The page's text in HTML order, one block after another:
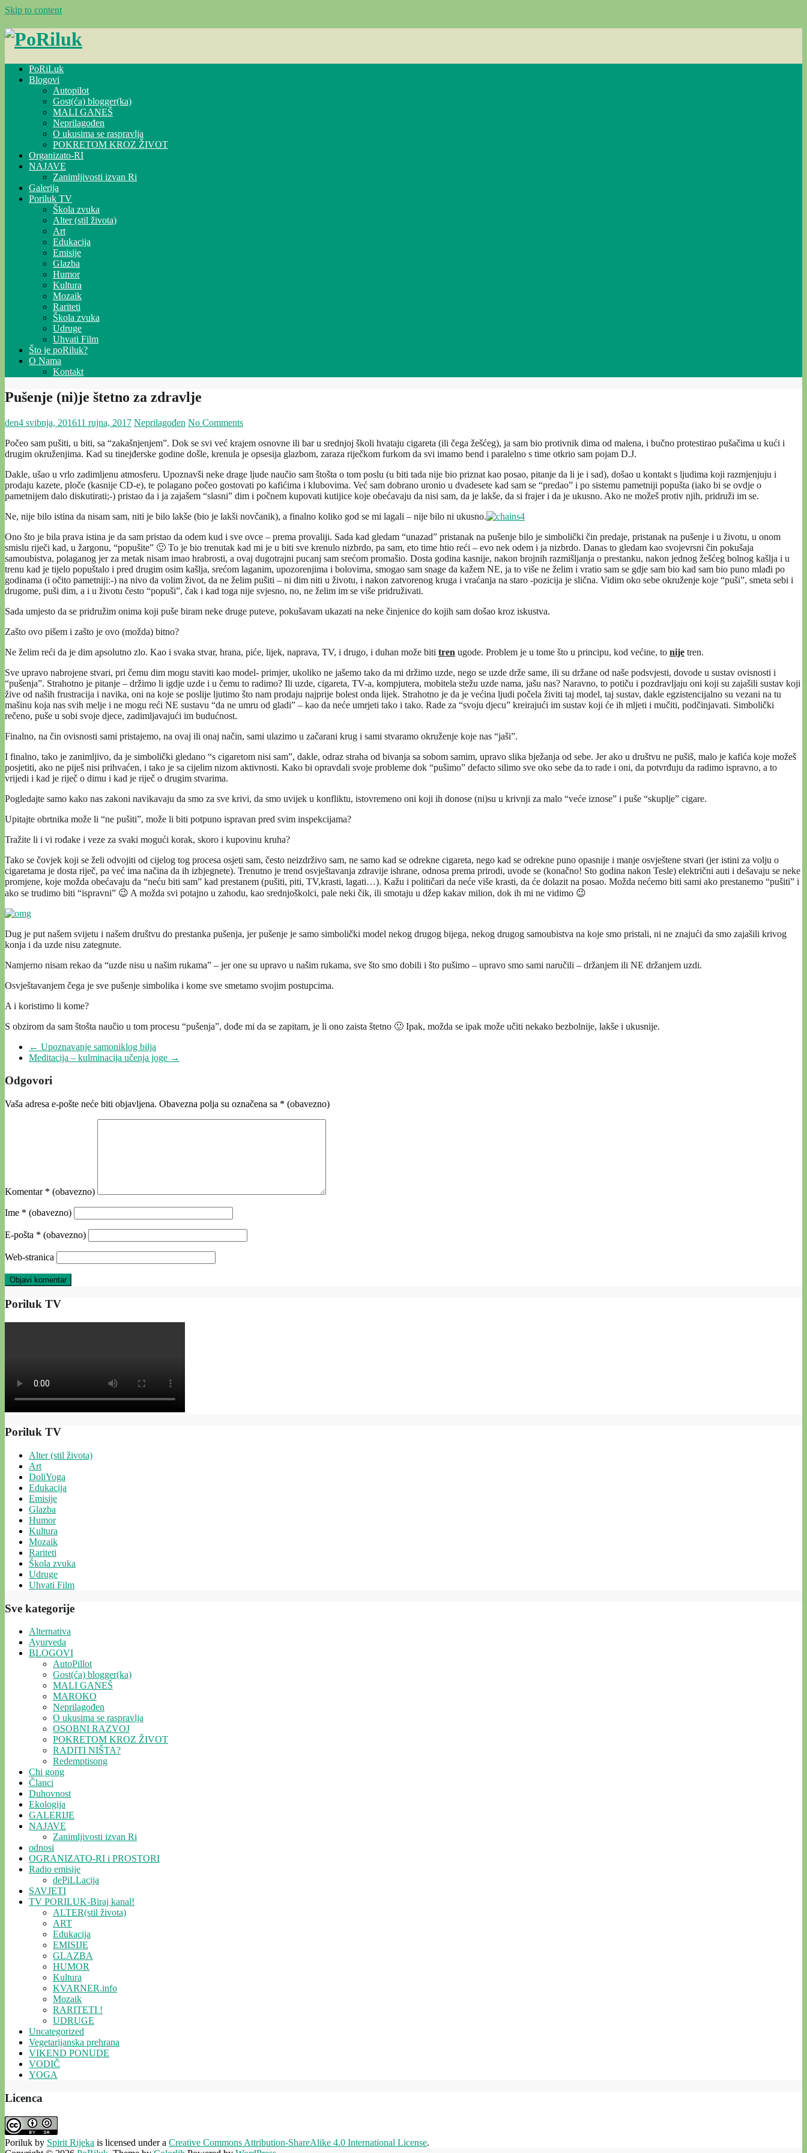
Skip to content
PoRiLuk
Blogovi
Autopilot
Gost(ća) blogger(ka)
MALI GANEŠ
Neprilagođen
O ukusima se raspravlja
POKRETOM KROZ ŽIVOT
Organizato-RI
NAJAVE
Zanimljivosti izvan Ri
Galerija
Poriluk TV
Škola zvuka
Alter (stil života)
Art
Edukacija
Emisije
Glazba
Humor
Kultura
Mozaik
Rariteti
Škola zvuka
Udruge
Uhvati Film
Što je poRiluk?
O Nama
Kontakt
Pušenje (ni)je štetno za zdravlje
den4 svibnja, 201611 rujna, 2017 Neprilagođen No Comments
Počeo sam pušiti, u biti, sa “zakašnjenjem”. Dok se svi već krajem osnovne ili bar u srednjoj školi hvataju cigareta (ili čega žešćeg), ja sam bio protivnik dima od malena, i bučno protestirao pušačima u kući i
drugim okruženjima. Kad su tinejđerske godine došle, krenula je opsesija glazbom, zaraza riječkom furkom da svi imamo bend i paralelno s time otkrio sam pojam D.J.
Dakle, ušao u vrlo zadimljenu atmosferu. Upoznavši neke drage ljude naučio sam štošta o tom poslu (u biti tada nije bio priznat kao posao, pitanje da li je i sad), došao u kontakt s ljudima koji razmjenjuju i
prodaju kazete, ploče (kasnije CD-e), te polagano počeo gostovati po kafićima i klubovima. Već sam dobrano uronio u dvadesete kad sam se “predao” i po sistemu pametniji popušta (iako bi se ovdje o
pametnijem dalo diskutirati;-) pristao da i ja zajašem “slasni” dim i počnem kupovati kutijice koje obećavaju da nisi sam, da je lakše, da si frajer i da je ukusno. Ako ne možeš protiv njih, pridruži im se.
Ne, nije bilo istina da nisam sam, niti je bilo lakše (bio je lakši novčanik), a finalno koliko god se mi lagali – nije bilo ni ukusno.
Ono što je bila prava istina je da sam pristao da odem kud i sve ovce – prema provaliji. Sada kad gledam “unazad” pristanak na pušenje bilo je simbolički čin predaje, pristanak na pušenje i u životu, u onom
smislu riječi kad, u žargonu, “popušite” 🙂 To je bio trenutak kad mi je u biti sve krenulo nizbrdo, pa sam, eto time htio reći – evo nek odem i ja nizbrdo. Danas to gledam kao svojevrsni čin pokušaja
samoubistva, polaganog jer za metak nisam imao hrabrosti, a ovaj dugotrajni pucanj sam srećom promašio. Dosta godina kasnije, nakon brojnih razmišljanja o prestanku, nakon jednog žešćeg bolnog kašlja i u
trenu kad je tijelo popuštalo i pred drugim osim kašlja, srećom laganim, upozorenjima i bolovima, smogao sam snage da kažem NE, ja to više ne želim i vratio sam se gdje sam bio kad sam bio puno mlađi po
godinama (i očito pametniji:-) na nivo da volim život, da ne želim pušiti – ni dim niti u životu, i nakon zatvorenog kruga i vraćanja na staro -pozicija je slična. Vidim oko sebe okruženje koje “puši”, smeta sebi i
drugome, puši dim, a i u životu često “popuši”, čak i kad toga nije svjesno, no, ne želim im se više pridruživati.
Sada umjesto da se pridružim onima koji puše biram neke druge puteve, pokušavam ukazati na neke činjenice do kojih sam došao kroz iskustva.
Zašto ovo pišem i zašto je ovo (možda) bitno?
Ne želim reći da je dim apsolutno zlo. Kao i svaka stvar, hrana, piće, lijek, naprava, TV, i drugo, i duhan može biti tren ugode. Problem je u tome što u principu, kod većine, to nije tren.
Sve upravo nabrojene stvari, pri čemu dim mogu staviti kao model- primjer, ukoliko ne jašemo tako da mi držimo uzde, nego se uzde drže same, ili su držane od naše podsvjesti, dovode u sustav ovisnosti i
“pušenja”. Strahotno je pitanje – držimo li igdje uzde i u čemu to radimo? Ili uzde, cigareta, TV-a, kompjutera, mobitela stežu uzde nama, jašu nas? Naravno, to potiču i pozdravljaju oni koji su zajašili sustav koji
žive od naših frustracija i navika, oni na koje se poslije ljutimo što nam prodaju najprije bolest onda lijek. Strahotno je da je većina ljudi počela živiti taj model, taj sustav, dakle egzistencijalno su vezani na tu
mašinu koja nas svih melje i ne mogu reći NE sustavu “da ne umru od gladi” – kao da neće umrjeti tako i tako. Rade za “svoju djecu” kreirajući im sustav koji će ih mljeti i mučiti, podčinjavati. Simbolički
rečeno, puše u sobi svoje djece, zadimljavajući im budućnost.
Finalno, na čin ovisnosti sami pristajemo, na ovaj ili onaj način, sami ulazimo u začarani krug i sami stvaramo okruženje koje nas “jaši”.
I finalno, tako je zanimljivo, da je simbolički gledano “s cigaretom nisi sam”, dakle, odraz straha od bivanja sa sobom samim, upravo slika bježanja od sebe. Jer ako u društvu ne pušiš, malo je kafića koje možeš
posjetiti, ako ne piješ nisi prihvaćen, i tako je sa cijelim nizom aktivnosti. Kako bi opravdali svoje probleme dok “pušimo” defacto silimo sve oko sebe da to rade i oni, da potvrđuju da radimo ispravno, a to
vrijedi i kad je riječ o dimu i kad je riječ o drugim stvarima.
Pogledajte samo kako nas zakoni navikavaju da smo za sve krivi, da smo uvijek u konfliktu, istovremeno oni koji ih donose (ni)su u krivnji za malo “veće iznose” i puše “skuplje” cigare.
Upitajte obrtnika može li “ne pušiti”, može li biti potpuno ispravan pred svim inspekcijama?
Tražite li i vi rođake i veze za svaki mogući korak, skoro i kupovinu kruha?
Tako se čovjek koji se želi odvojiti od cijelog tog procesa osjeti sam, često neizdrživo sam, ne samo kad se odrekne cigareta, nego kad se odrekne puno opasnije i manje osvještene stvari (jer istini za volju o
cigaretama je dosta riječ, pa već ima načina da ih izbjegnete). Trenutno je trend osvještavanja zdravije ishrane, odnosa prema prirodi, uvode se (konačno! Sto godina nakon Tesle) električni auti i dešavaju se neke
promjene, koje možda obećavaju da “neću biti sam” kad prestanem (pušiti, piti, TV,krasti, lagati…). Kažu i političari da neće više krasti, da će dolazit na posao. Možda nećemo biti sami ako prestanemo “pušiti” i
ako se trudimo biti “ispravni” 😉 A možda svi potajno u zahodu, kao srednjoškolci, pale neki čik, ili smotaju u džep kakav milion, dok ih mi ne vidimo 😉
Dug je put našem svijetu i našem društvu do prestanka pušenja, jer pušenje je samo simbolički model nekog drugog bijega, nekog drugog samoubistva na koje smo pristali, ni ne znajući da smo zajašili krivog
konja i da uzde nisu zategnute.
Namjerno nisam rekao da “uzde nisu u našim rukama” – jer one su upravo u našim rukama, sve što smo dobili i što pušimo – upravo smo sami naručili – držanjem ili NE držanjem uzdi.
Osvještavanjem čega je sve pušenje simbolika i kome sve smetamo svojim postupcima.
A i koristimo li kome?
S obzirom da sam štošta naučio u tom procesu “pušenja”, dođe mi da se zapitam, je li ono zaista štetno 🙂 Ipak, možda se ipak može učiti nekako bezbolnije, lakše i ukusnije.
← Upoznavanje samoniklog bilja
Meditacija – kulminacija učenja joge →
Odgovori
Vaša adresa e-pošte neće biti objavljena. Obavezna polja su označena sa * (obavezno)
Komentar * (obavezno)
Ime * (obavezno)
E-pošta * (obavezno)
Web-stranica
Poriluk TV
Poriluk TV
Alter (stil života)
Art
DoliYoga
Edukacija
Emisije
Glazba
Humor
Kultura
Mozaik
Rariteti
Škola zvuka
Udruge
Uhvati Film
Sve kategorije
Alternativa
Ayurveda
BLOGOVI
AutoPillot
Gost(ća) blogger(ka)
MALI GANEŠ
MAROKO
Neprilagođen
O ukusima se raspravlja
OSOBNI RAZVOJ
POKRETOM KROZ ŽIVOT
RADITI NIŠTA?
Redemptisong
Chi gong
Članci
Duhovnost
Ekologija
GALERIJE
NAJAVE
Zanimljivosti izvan Ri
odnosi
OGRANIZATO-RI i PROSTORI
Radio emisije
dePiLLacija
SAVJETI
TV PORILUK-Biraj kanal!
ALTER(stil života)
ART
Edukacija
EMISIJE
GLAZBA
HUMOR
Kultura
KVARNER.info
Mozaik
RARITETI !
UDRUGE
Uncategorized
Vegetarijanska prehrana
VIKEND PONUDE
VODIČ
YOGA
Licenca
Poriluk by Spirit Rijeka is licensed under a Creative Commons Attribution-ShareAlike 4.0 International License.